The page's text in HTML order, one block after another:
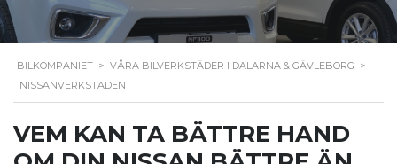
BILKOMPANIET > VÅRA BILVERKSTÄDER I DALARNA & GÄVLEBORG >
NISSANVERKSTADEN
VEM KAN TA BÄTTRE HAND